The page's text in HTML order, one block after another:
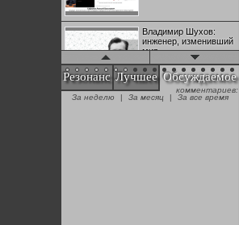
Владимир Шухов:
инженер, изменивший
мир
"Аркадий Коц" на
эгалите-фесте "Не
Резонанс Лучшее Обсуждаемое
комментариев:
За неделю
| За месяц | За все время